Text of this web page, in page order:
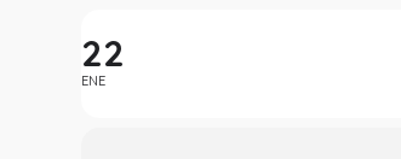
22
ENE